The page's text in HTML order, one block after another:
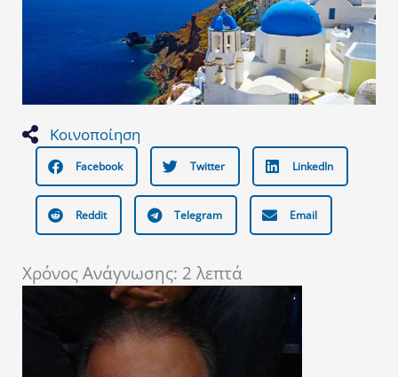
Κοινοποίηση
Facebook Twitter LinkedIn
Reddit Telegram Email
Χρόνος Ανάγνωσης: 2 λεπτά